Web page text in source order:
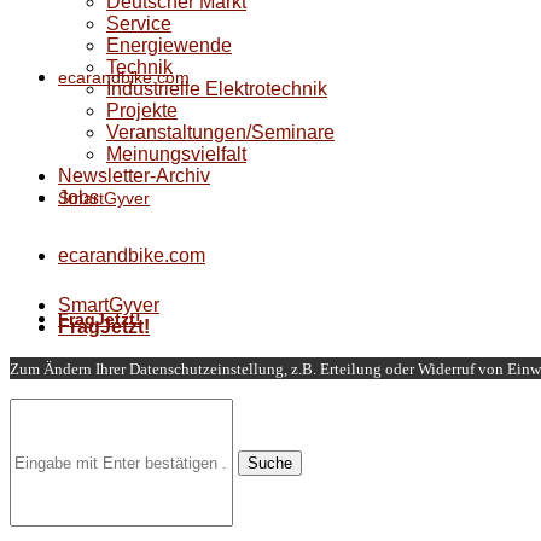
ecarandbike.com
SmartGyver
FragJetzt!
Suche
Service
Energiewende
Technik
Industrielle Elektrotechnik
Projekte
Veranstaltungen/Seminare
Meinungsvielfalt
Newsletter-Archiv
Jobs
ecarandbike.com
SmartGyver
FragJetzt!
Zum Ändern Ihrer Datenschutzeinstellung, z.B. Erteilung oder Widerruf von